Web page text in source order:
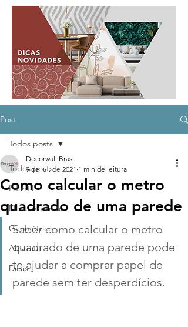
Post
Todos posts
Infantil
Floral Abstrato
Geométrico
Abstrato
Dicas
Todos posts
Como calcular o metro
quadrado de uma parede
Decorwall Brasil
9 de jul. de 2021 1 min de leitura
Saber como calcular o metro
quadrado de uma parede pode
te ajudar a comprar papel de
parede sem ter desperdícios.